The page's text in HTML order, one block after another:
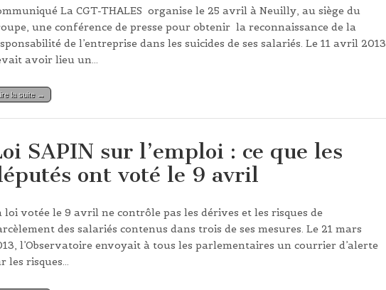
La CGT-THALES organise le 25 avril à Neuilly, au siège du
une conférence de presse pour obtenir la reconnaissance de la
de l’entreprise dans les suicides de ses salariés. Le 11 avril 2013
avoir lieu un…
la suite →
SAPIN sur l’emploi : ce que les
ont voté le 9 avril
loi votée le 9 avril ne contrôle pas les dérives et les risques de
des salariés contenus dans trois de ses mesures. Le 21 mars
l’Observatoire envoyait à tous les parlementaires un courrier d’alerte
les risques…